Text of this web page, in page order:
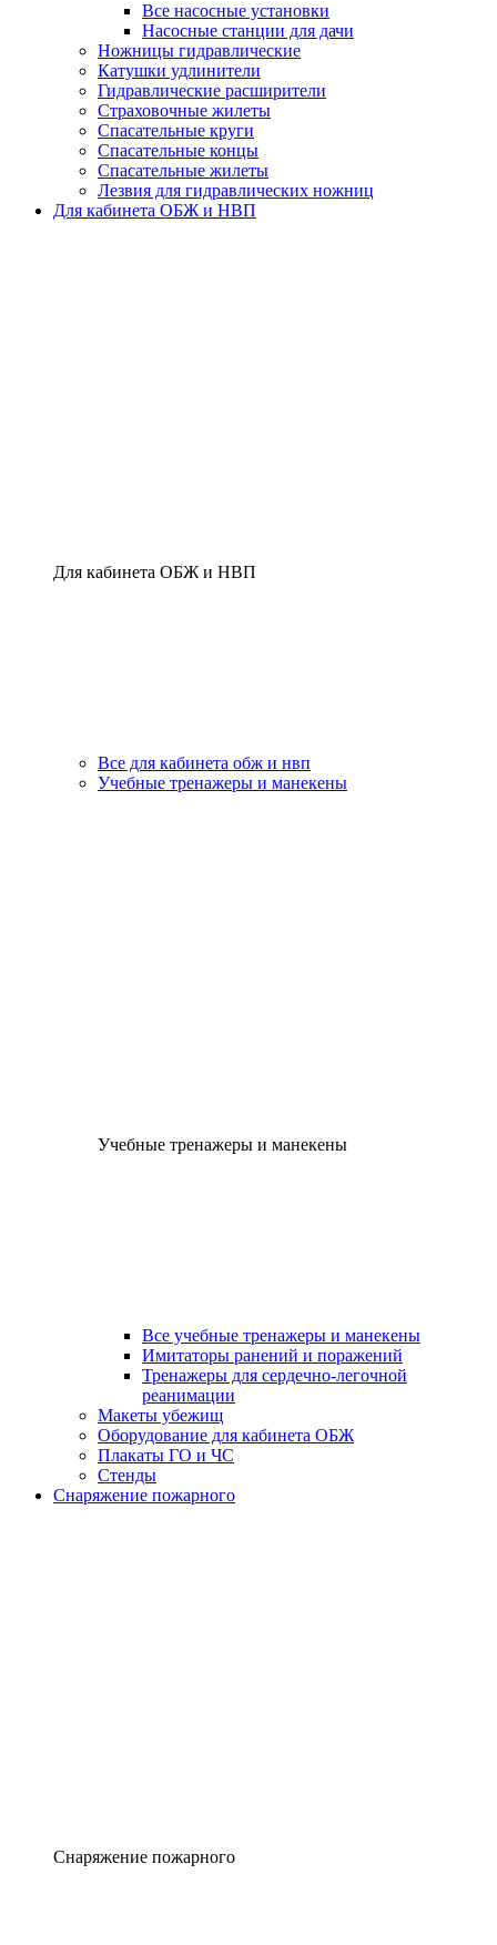
Все насосные установки
Насосные станции для дачи
Ножницы гидравлические
Катушки удлинители
Гидравлические расширители
Страховочные жилеты
Спасательные круги
Спасательные концы
Спасательные жилеты
Лезвия для гидравлических ножниц
Для кабинета ОБЖ и НВП
Для кабинета ОБЖ и НВП
Все для кабинета обж и нвп
Учебные тренажеры и манекены
Учебные тренажеры и манекены
Все учебные тренажеры и манекены
Имитаторы ранений и поражений
Тренажеры для сердечно-легочной
реанимации
Макеты убежищ
Оборудование для кабинета ОБЖ
Плакаты ГО и ЧС
Стенды
Снаряжение пожарного
Снаряжение пожарного